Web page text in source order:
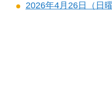
2026年4月26日（日